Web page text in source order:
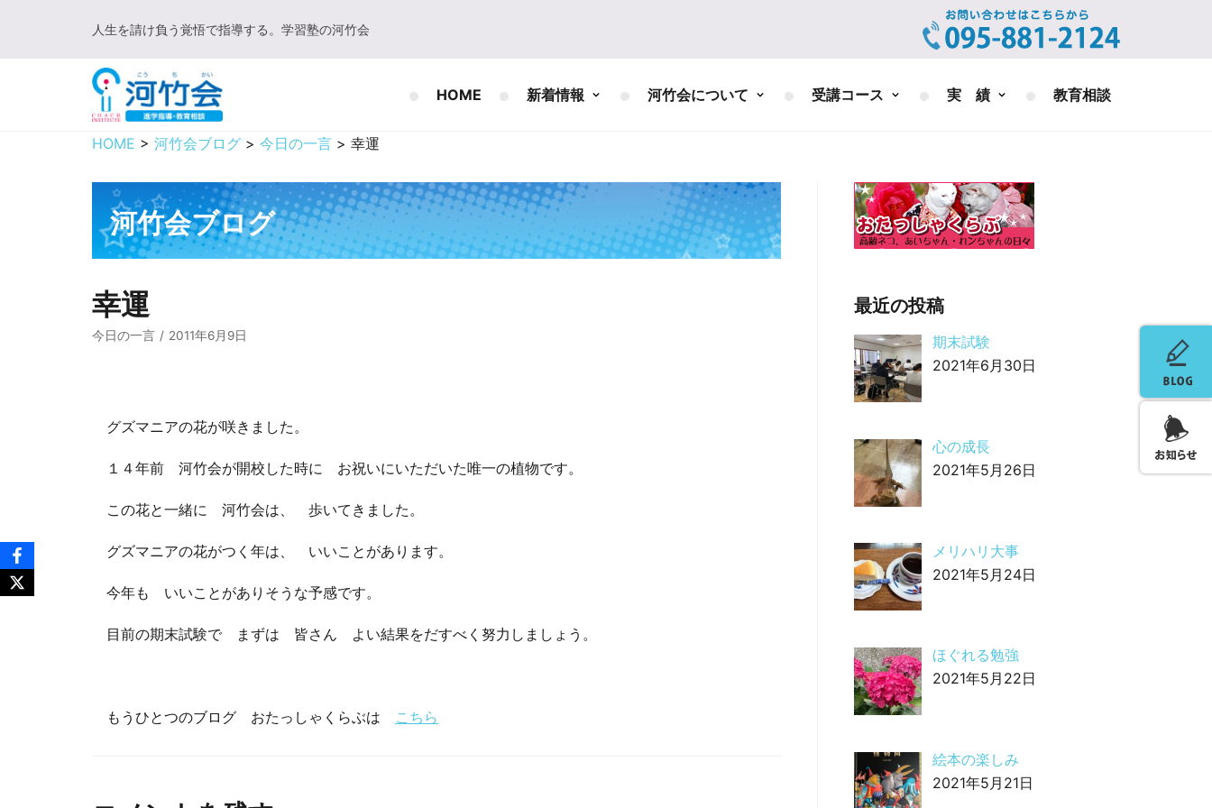
人生を請け負う覚悟で指導する。学習塾の河竹会
HOME 新着情報 河竹会について 受講コース 実 績 教育相談
HOME > 河竹会ブログ > 今日の一言 > 幸運
河竹会ブログ
幸運
今日の一言 2011年6月9日
グズマニアの花が咲きました。
１４年前 河竹会が開校した時に お祝いにいただいた唯一の植物です。
この花と一緒に 河竹会は、 歩いてきました。
グズマニアの花がつく年は、 いいことがあります。
今年も いいことがありそうな予感です。
目前の期末試験で まずは 皆さん よい結果をだすべく努力しましょう。
もうひとつのブログ おたっしゃくらぶは こちら
最近の投稿
期末試験
2021年6月30日
心の成長
2021年5月26日
メリハリ大事
2021年5月24日
ほぐれる勉強
2021年5月22日
絵本の楽しみ
2021年5月21日